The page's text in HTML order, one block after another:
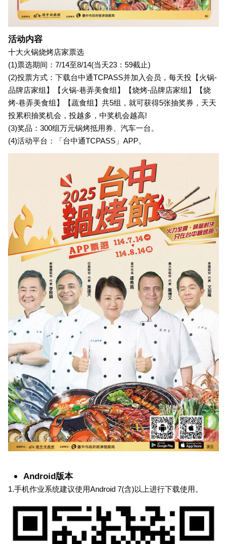
活动内容
十大火锅烧烤店家票选
(1)票选期间：7/14至8/14(当天23：59截止)
(2)投票方式：下载台中通TCPASS并加入会员，每天投【火锅-
品牌店家组】【火锅-巷弄美食组】【烧烤-品牌店家组】【烧
烤-巷弄美食组】【蔬食组】共5组，就可获得5张抽奖券，天天
投累积抽奖机会，投越多，中奖机会越高!
(3)奖品：300组万元锅烤抵用券、汽车一台。
(4)活动平台：「台中通TCPASS」APP。
Android版本
1.手机作业系统建议使用Android 7(含)以上进行下载使用。